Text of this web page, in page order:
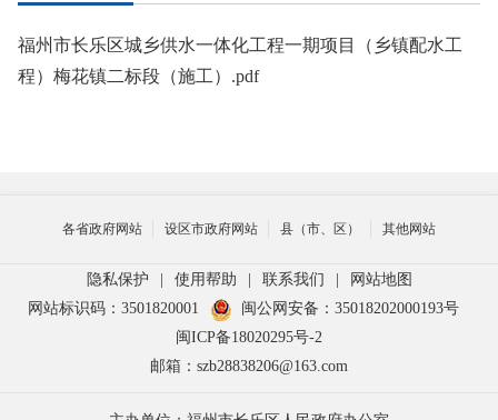
福州市长乐区城乡供水一体化工程一期项目（乡镇配水工
程）梅花镇二标段（施工）.pdf
各省政府网站 设区市政府网站 县（市、区） 其他网站
隐私保护 使用帮助 联系我们
网站地图
网站标识码：3501820001
闽公网安备：35018202000193号
闽ICP备18020295号-2
邮箱：szb28838206@163.com